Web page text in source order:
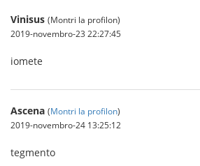
Vinisus (Montri la profilon)
2019-novembro-23 22:27:45
iomete
Ascena (Montri la profilon)
2019-novembro-24 13:25:12
tegmento